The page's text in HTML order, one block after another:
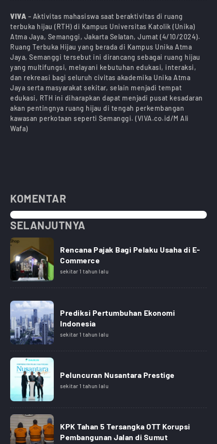
VIVA – Aktivitas mahasiswa saat beraktivitas di ruang
terbuka hijau (RTH) di Kampus Universitas Katolik (Unika)
Atma Jaya, Semanggi, Jakarta Selatan, Jumat (4/10/2024).
Ruang Terbuka Hijau yang berada di Kampus Unika Atma
Jaya, Semanggi tersebut ini dirancang sebagai ruang hijau
yang multifungsi, melayani kebutuhan edukasi, interaksi,
dan rekreasi bagi seluruh civitas akademika Unika Atma
Jaya serta masyarakat sekitar, selain menjadi tempat
edukasi, RTH ini diharapkan dapat menjadi pusat kesadaran
akan pentingnya ruang hijau di tengah perkembangan
kawasan perkotaan seperti Semanggi. (VIVA.co.id/M Ali
Wafa)
KOMENTAR
SELANJUTNYA
Rencana Pajak Bagi Pelaku Usaha di E-
Commerce
sekitar 1 tahun lalu
Prediksi Pertumbuhan Ekonomi
Indonesia
sekitar 1 tahun lalu
Peluncuran Nusantara Prestige
sekitar 1 tahun lalu
KPK Tahan 5 Tersangka OTT Korupsi
Pembangunan Jalan di Sumut